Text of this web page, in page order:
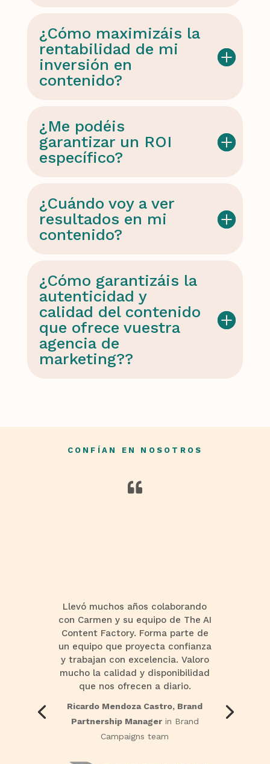
¿Cómo maximizáis la
rentabilidad de mi
inversión en
contenido?
¿Me podéis
garantizar un ROI
específico?
¿Cuándo voy a ver
resultados en mi
contenido?
¿Cómo garantizáis la
autenticidad y
calidad del contenido
que ofrece vuestra
agencia de
marketing??
CONFÍAN EN NOSOTROS

Llevó muchos años colaborando
con Carmen y su equipo de The AI
Content Factory. Forma parte de
un equipo que proyecta confianza
y trabajan con excelencia. Valoro
mucho la calidad y disponibilidad
que nos ofrecen a diario.
Ricardo Mendoza Castro, Brand
Partnership Managerin Brand
Campaigns team